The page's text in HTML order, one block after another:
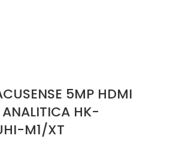
5MP HDMI
HK-
M1/XT